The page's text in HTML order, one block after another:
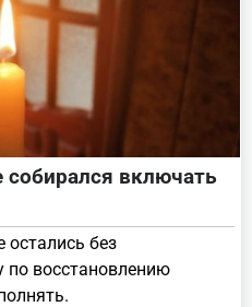
включать
без
по восстановлению